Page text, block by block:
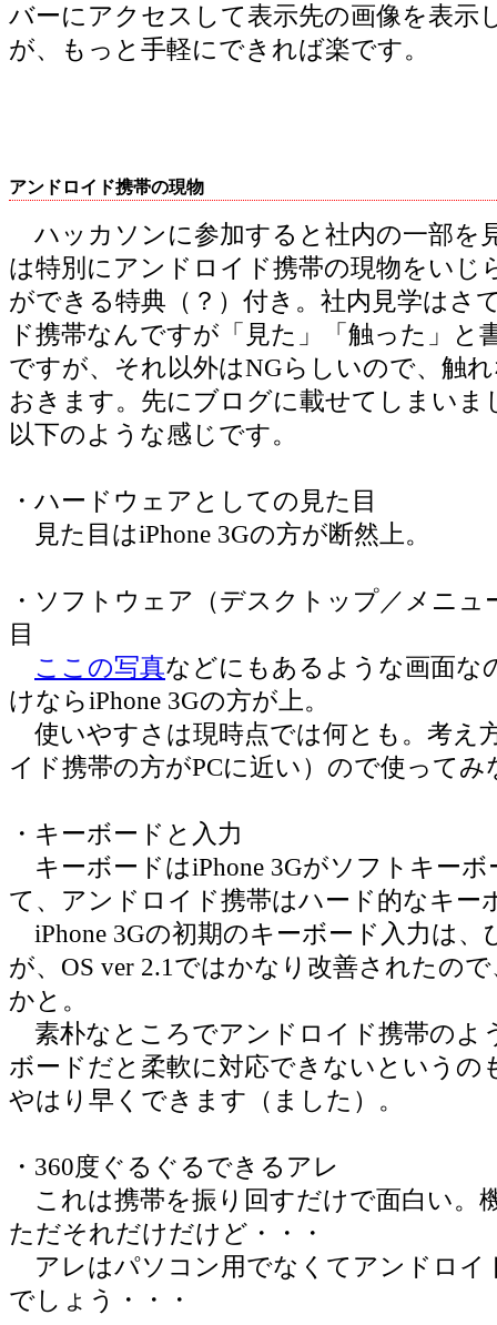
バーにアクセスして表示先の画像を表示
が、もっと手軽にできれば楽です。
アンドロイド携帯の現物
ハッカソンに参加すると社内の一部を
は特別にアンドロイド携帯の現物をいじ
ができる特典（？）付き。社内見学はさ
ド携帯なんですが「見た」「触った」と
ですが、それ以外はNGらしいので、触
おきます。先にブログに載せてしまいま
以下のような感じです。
・ハードウェアとしての見た目
見た目はiPhone 3Gの方が断然上。
・ソフトウェア（デスクトップ／メニュ
目
ここの写真などにもあるような画面な
けならiPhone 3Gの方が上。
使いやすさは現時点では何とも。考え
イド携帯の方がPCに近い）ので使って
・キーボードと入力
キーボードはiPhone 3Gがソフトキー
て、アンドロイド携帯はハード的なキー
iPhone 3Gの初期のキーボード入力は、
が、OS ver 2.1ではかなり改善されたの
かと。
素朴なところでアンドロイド携帯のよ
ボードだと柔軟に対応できないというの
やはり早くできます（ました）。
・360度ぐるぐるできるアレ
これは携帯を振り回すだけで面白い。
ただそれだけだけど・・・
アレはパソコン用でなくてアンドロイ
でしょう・・・